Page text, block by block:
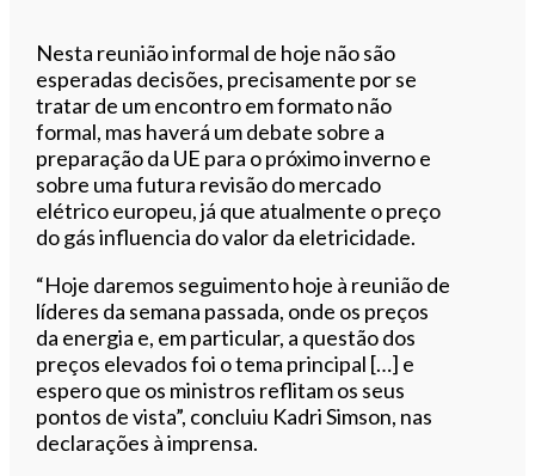
Nesta reunião informal de hoje não são
esperadas decisões, precisamente por se
tratar de um encontro em formato não
formal, mas haverá um debate sobre a
preparação da UE para o próximo inverno e
sobre uma futura revisão do mercado
elétrico europeu, já que atualmente o preço
do gás influencia do valor da eletricidade.
“Hoje daremos seguimento hoje à reunião de
líderes da semana passada, onde os preços
da energia e, em particular, a questão dos
preços elevados foi o tema principal […] e
espero que os ministros reflitam os seus
pontos de vista”, concluiu Kadri Simson, nas
declarações à imprensa.